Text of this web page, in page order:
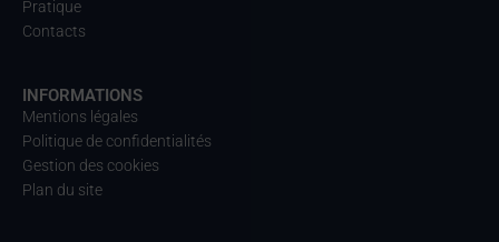
Pratique
Contacts
INFORMATIONS
Mentions légales
Politique de confidentialités
Gestion des cookies
Plan du site